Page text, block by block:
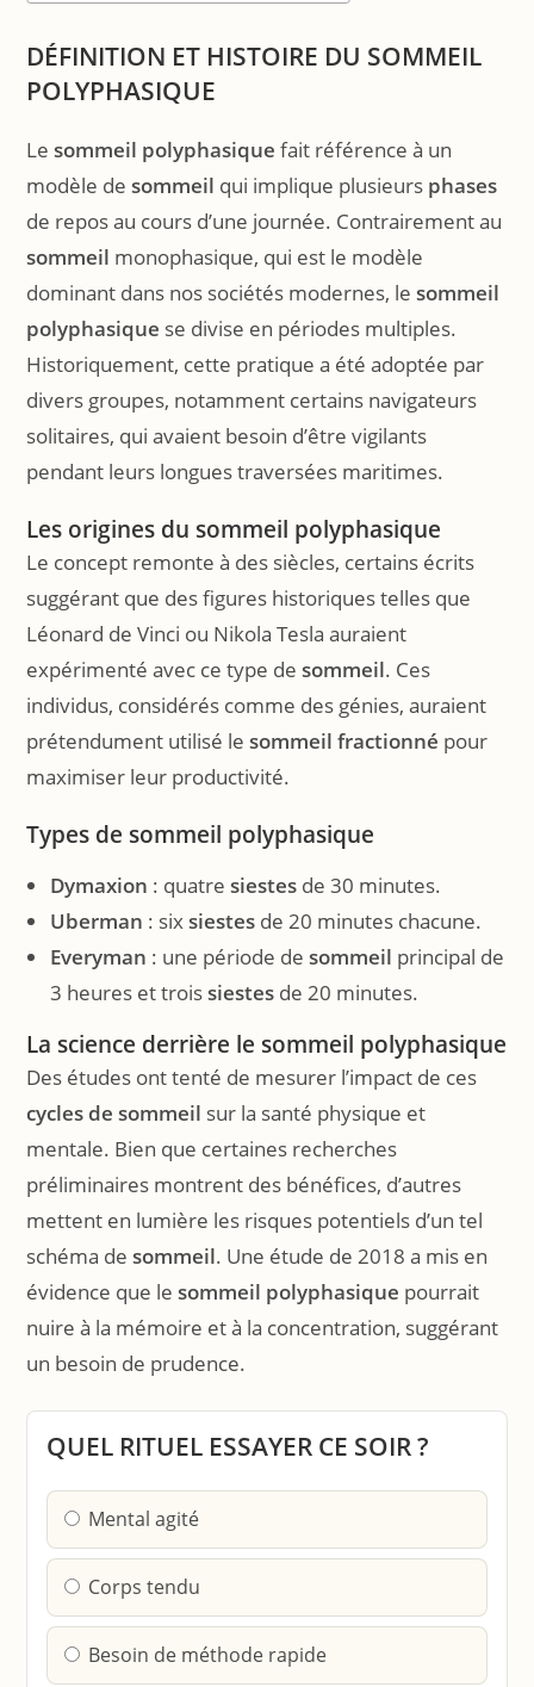
DÉFINITION ET HISTOIRE DU SOMMEIL
POLYPHASIQUE
Lesommeil polyphasique fait référence à un
modèle desommeil qui implique plusieurs phases
de repos au cours d’une journée. Contrairement au
sommeil monophasique, qui est le modèle
dominant dans nos sociétés modernes, lesommeil
polyphasique se divise en périodes multiples.
Historiquement, cette pratique a été adoptée par
divers groupes, notamment certains navigateurs
solitaires, qui avaient besoin d’être vigilants
pendant leurs longues traversées maritimes.
Les origines du sommeil polyphasique
Le concept remonte à des siècles, certains écrits
suggérant que des figures historiques telles que
Léonard de Vinci ou Nikola Tesla auraient
expérimenté avec ce type desommeil. Ces
individus, considérés comme des génies, auraient
prétendument utilisé lesommeil fractionné pour
maximiser leur productivité.
Types de sommeil polyphasique
Dymaxion : quatresiestes de 30 minutes.
Uberman : sixsiestes de 20 minutes chacune.
Everyman : une période desommeil principal de
3 heures et troissiestes de 20 minutes.
La science derrière le sommeil polyphasique
Des études ont tenté de mesurer l’impact de ces
cycles de sommeil sur la santé physique et
mentale. Bien que certaines recherches
préliminaires montrent des bénéfices, d’autres
mettent en lumière les risques potentiels d’un tel
schéma desommeil. Une étude de 2018 a mis en
évidence que lesommeil polyphasique pourrait
nuire à la mémoire et à la concentration, suggérant
un besoin de prudence.
QUEL RITUEL ESSAYER CE SOIR ?
Mental agité
Corps tendu
Besoin de méthode rapide